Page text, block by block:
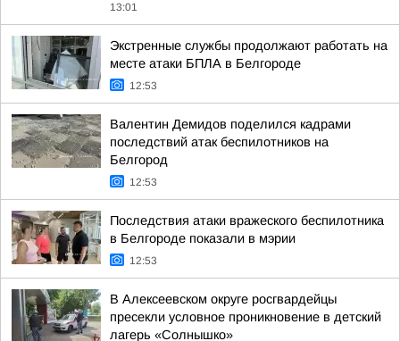
13:01
Экстренные службы продолжают работать на
месте атаки БПЛА в Белгороде
12:53
Валентин Демидов поделился кадрами
последствий атак беспилотников на
Белгород
12:53
Последствия атаки вражеского беспилотника
в Белгороде показали в мэрии
12:53
В Алексеевском округе росгвардейцы
пресекли условное проникновение в детский
лагерь «Солнышко»